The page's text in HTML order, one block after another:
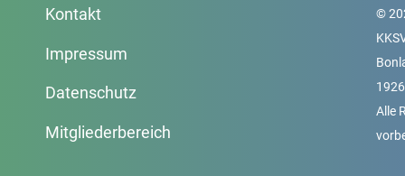
Kontakt
Impressum
Datenschutz
Mitgliederbereich
©
Alle